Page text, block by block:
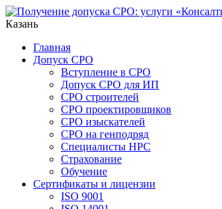
Казань
Главная
Допуск СРО
Вступление в СРО
Допуск СРО для ИП
СРО строителей
СРО проектировщиков
СРО изыскателей
СРО на генподряд
Специалисты НРС
Страхование
Обучение
Сертификаты и лицензии
ISO 9001